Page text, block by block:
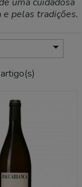
pelas tradições.
